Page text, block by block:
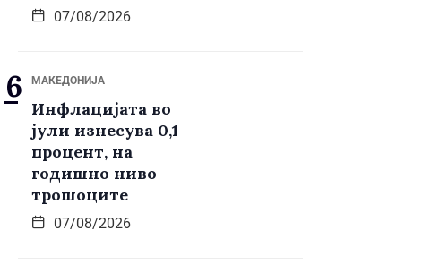
07/08/2026
МАКЕДОНИЈА
Инфлацијата во
јули изнесува 0,1
процент, на
годишно ниво
трошоците
07/08/2026